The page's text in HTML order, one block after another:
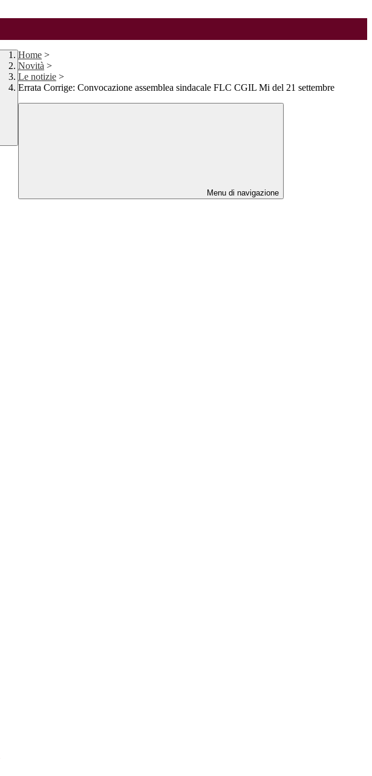
Home >
Novità >
Le notizie >
Errata Corrige: Convocazione assemblea sindacale FLC CGIL Mi del 21 settembre
Menu di navigazione